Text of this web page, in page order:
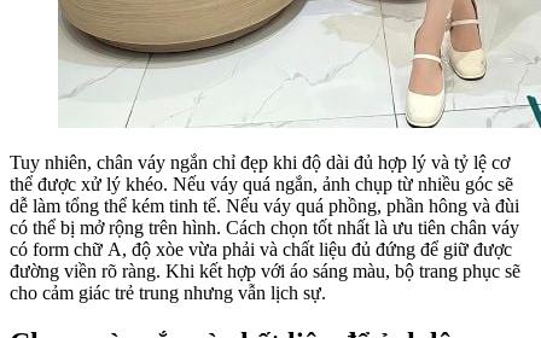
Tuy nhiên, chân váy ngắn chỉ đẹp khi độ dài đủ hợp lý và tỷ lệ cơ
thể được xử lý khéo. Nếu váy quá ngắn, ảnh chụp từ nhiều góc sẽ
dễ làm tổng thể kém tinh tế. Nếu váy quá phồng, phần hông và đùi
có thể bị mở rộng trên hình. Cách chọn tốt nhất là ưu tiên chân váy
có form chữ A, độ xòe vừa phải và chất liệu đủ đứng để giữ được
đường viền rõ ràng. Khi kết hợp với áo sáng màu, bộ trang phục sẽ
cho cảm giác trẻ trung nhưng vẫn lịch sự.